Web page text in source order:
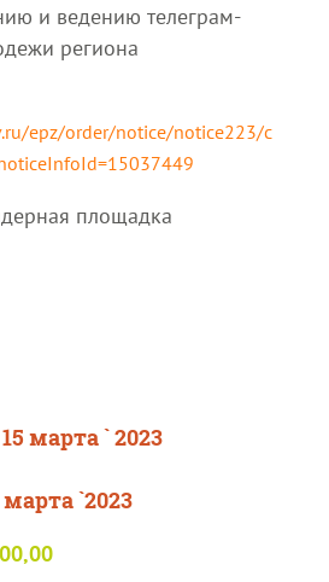
и ведению телеграм-
региона
epz/order/notice/notice223/c
площадка
15 марта ` 2023
марта `2023